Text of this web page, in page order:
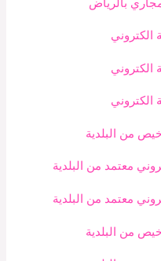
الكتروني
الكتروني
الكتروني
من البلدية
معتمد من البلدية
معتمد من البلدية
من البلدية